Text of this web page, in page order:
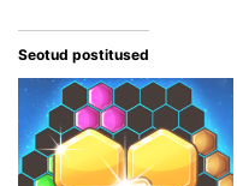
Seotud postitused